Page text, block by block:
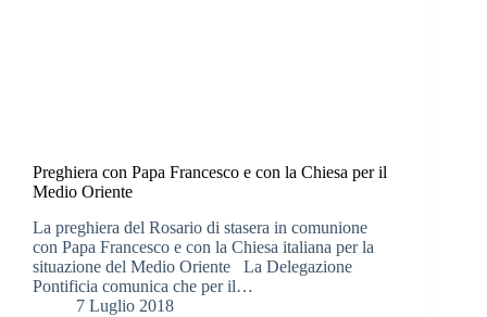
Preghiera con Papa Francesco e con la Chiesa per il
Medio Oriente
La preghiera del Rosario di stasera in comunione
con Papa Francesco e con la Chiesa italiana per la
situazione del Medio Oriente La Delegazione
Pontificia comunica che per il…
7 Luglio 2018